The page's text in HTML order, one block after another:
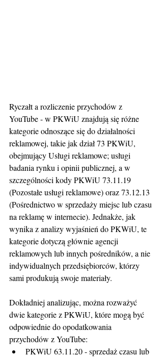
Ryczałt a rozliczenie przychodów z
YouTube - w PKWiU znajdują się różne
kategorie odnoszące się do działalności
reklamowej, takie jak dział 73 PKWiU,
obejmujący Usługi reklamowe; usługi
badania rynku i opinii publicznej, a w
szczególności kody PKWiU 73.11.19
(Pozostałe usługi reklamowe) oraz 73.12.13
(Pośrednictwo w sprzedaży miejsc lub czasu
na reklamę w internecie). Jednakże, jak
wynika z analizy wyjaśnień do PKWiU, te
kategorie dotyczą głównie agencji
reklamowych lub innych pośredników, a nie
indywidualnych przedsiębiorców, którzy
sami produkują swoje materiały.
Dokładniej analizując, można rozważyć
dwie kategorie z PKWiU, które mogą być
odpowiednie do opodatkowania
przychodów z YouTube:
PKWiU 63.11.20 - sprzedaż czasu lub